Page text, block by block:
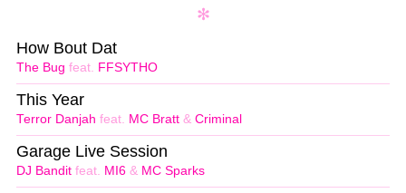
The Bug feat. FFSYTHO
How Bout Dat
Terror Danjah feat. MC Bratt & Criminal
This Year
DJ Bandit feat. MI6 & MC Sparks
Garage Live Session